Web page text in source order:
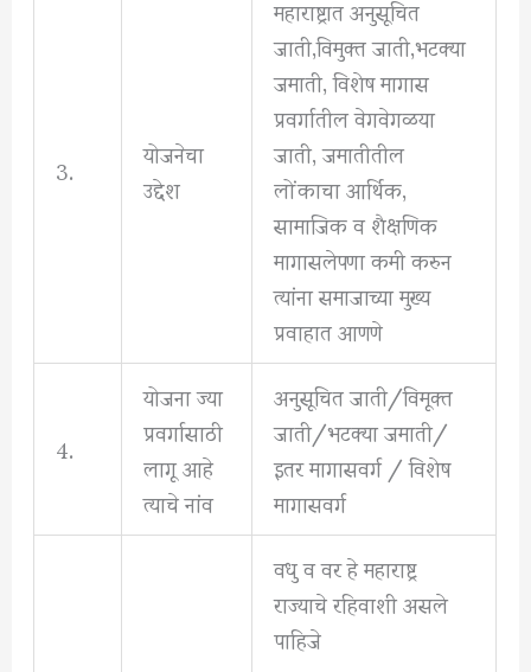
3. योजनेचा
उद्देश
जाती,विमुक्त जाती,भटक्या
जमाती, विशेष मागास
प्रवर्गातील वेगवेगळया
जाती, जमातीतील
लोंकाचा आर्थिक,
सामाजिक व शैक्षणिक
मागासलेपणा कमी करुन
त्यांना समाजाच्या मुख्य
प्रवाहात आणणे
4.
योजना ज्या
प्रवर्गासाठी
लागू आहे
त्याचे नांव
अनुसूचित जाती/विमूक्त
जाती/भटक्या जमाती/
इतर मागासवर्ग / विशेष
मागासवर्ग
वधु व वर हे महाराष्ट्र
राज्याचे रहिवाशी असले
पाहिजे